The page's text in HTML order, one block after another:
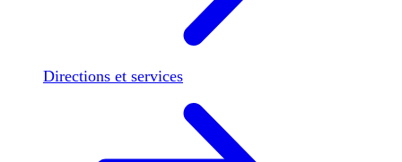
Directions et services